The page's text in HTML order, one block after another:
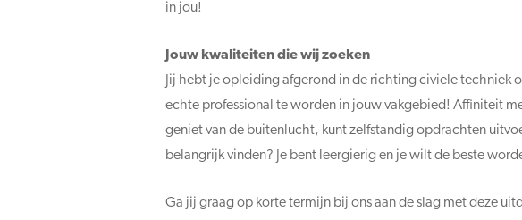
in jou!
Jouw kwaliteiten die wij zoeken
Jij hebt je opleiding afgerond in de richting civiele techniek
echte professional te worden in jouw vakgebied! Affiniteit
geniet van de buitenlucht, kunt zelfstandig opdrachten
belangrijk vinden? Je bent leergierig en je wilt de beste
Ga jij graag op korte termijn bij ons aan de slag met deze